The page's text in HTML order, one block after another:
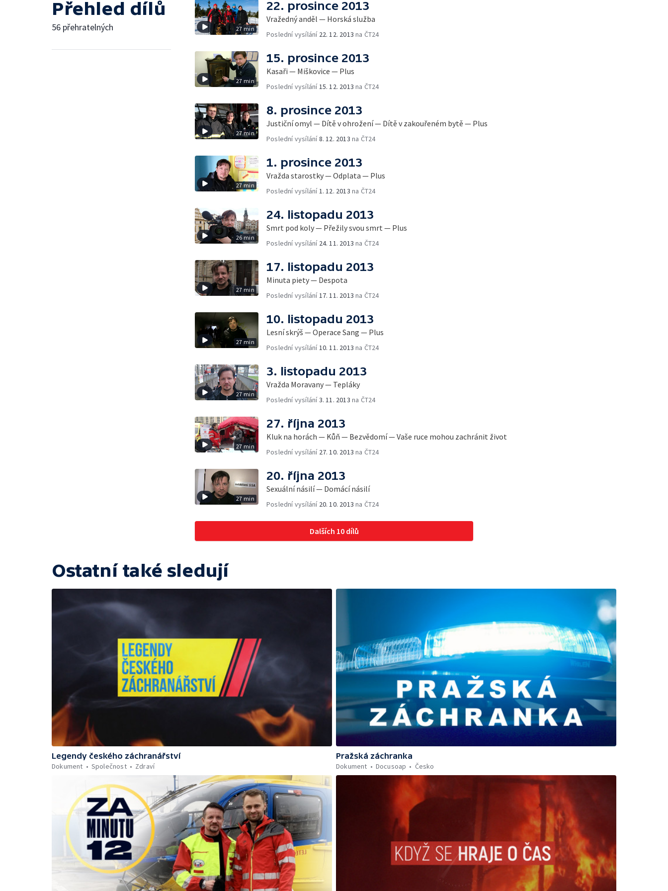
Přehled dílů
56 přehratelných 27 min
22. prosince 2013
Vražedný anděl — Horská služba
Poslední vysílání 22. 12. 2013 na ČT24
27 min
15. prosince 2013
Kasaři — Miškovice — Plus
Poslední vysílání15. 12. 2013 na ČT24
27 min
8. prosince 2013
Justiční omyl — Dítě v ohrožení — Dítě v zakouřeném bytě — Plus
Poslední vysílání8. 12. 2013 na ČT24
27 min
1. prosince 2013
Vražda starostky — Odplata — Plus
Poslední vysílání1. 12. 2013 na ČT24
26 min
24. listopadu 2013
Smrt pod koly — Přežily svou smrt — Plus
Poslední vysílání 24. 11. 2013 na ČT24
27 min
17. listopadu 2013
Minuta piety — Despota
Poslední vysílání17. 11. 2013 na ČT24
27 min
10. listopadu 2013
Lesní skrýš — Operace Sang — Plus
Poslední vysílání10. 11. 2013 na ČT24
27 min
3. listopadu 2013
Vražda Moravany — Tepláky
Poslední vysílání3. 11. 2013 na ČT24
27 min
27. října 2013
Kluk na horách — Kůň — Bezvědomí — Vaše ruce mohou zachránit život
Poslední vysílání 27. 10. 2013 na ČT24
27 min
20. října 2013
Sexuální násilí — Domácí násilí
Poslední vysílání 20. 10. 2013 na ČT24
Dalších 10 dílů
Ostatní také sledují
Legendy českého záchranářství
Dokument
Společnost Zdraví
Pražská záchranka
Dokument
Docusoap Česko